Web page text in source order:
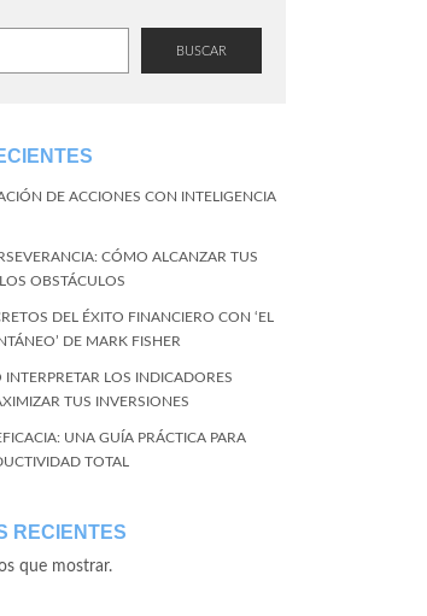
BUSCAR
DE ACCIONES CON INTELIGENCIA
CÓMO ALCANZAR TUS
OBSTÁCULOS
DEL ÉXITO FINANCIERO CON ‘EL
DE MARK FISHER
LOS INDICADORES
TUS INVERSIONES
UNA GUÍA PRÁCTICA PARA
TOTAL
RECIENTES
que mostrar.